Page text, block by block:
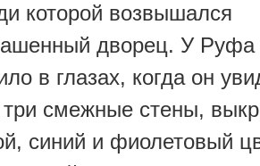
которой возвышался
дворец. У Руфа
в глазах, когда он
три смежные стены,
синий и фиолетовый